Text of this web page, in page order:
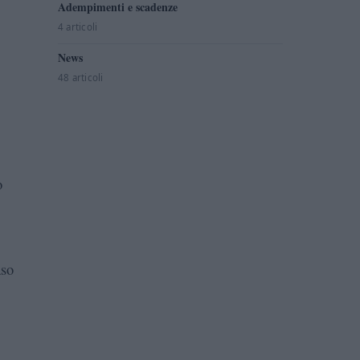
Adempimenti e scadenze
4 articoli
News
48 articoli